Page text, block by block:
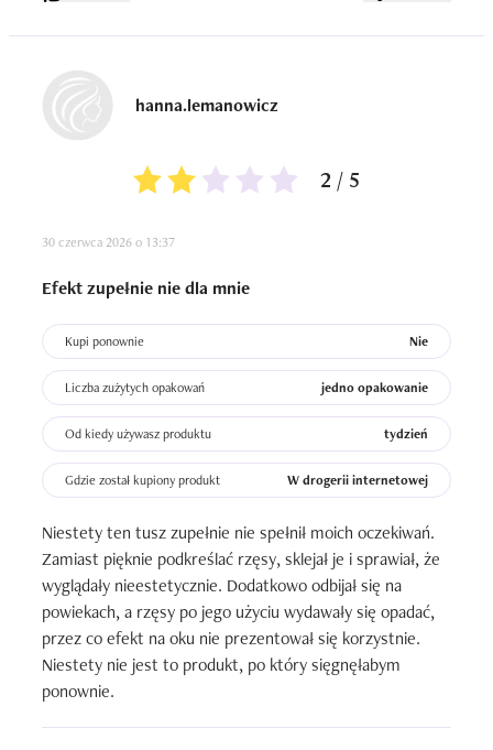
hanna.lemanowicz
2 / 5
30 czerwca 2026 o 13:37
Efekt zupełnie nie dla mnie
Kupi ponownie Nie
Liczba zużytych opakowań jedno opakowanie
Od kiedy używasz produktu tydzień
Gdzie został kupiony produkt W drogerii internetowej
Niestety ten tusz zupełnie nie spełnił moich oczekiwań.
Zamiast pięknie podkreślać rzęsy, sklejał je i sprawiał, że
wyglądały nieestetycznie. Dodatkowo odbijał się na
powiekach, a rzęsy po jego użyciu wydawały się opadać,
przez co efekt na oku nie prezentował się korzystnie.
Niestety nie jest to produkt, po który sięgnęłabym
ponownie.